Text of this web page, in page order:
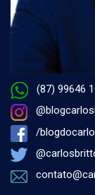
(87) 99646
/